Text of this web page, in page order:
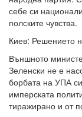
себе си
полските чувства.
Киев: Решението
Външното
Зеленски не е
борбата на УПА
имперската
тиражирано и от